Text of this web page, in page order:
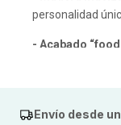
personalidad
- Acabado
de madera que
Envío desde